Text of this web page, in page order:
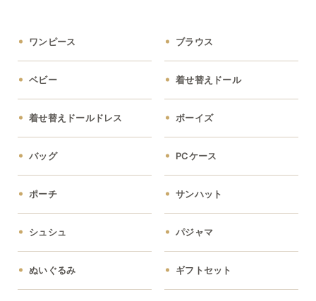
ワンピース ブラウス
ベビー 着せ替えドール
着せ替えドールドレス ボーイズ
バッグ PCケース
ポーチ サンハット
シュシュ パジャマ
ぬいぐるみ ギフトセット